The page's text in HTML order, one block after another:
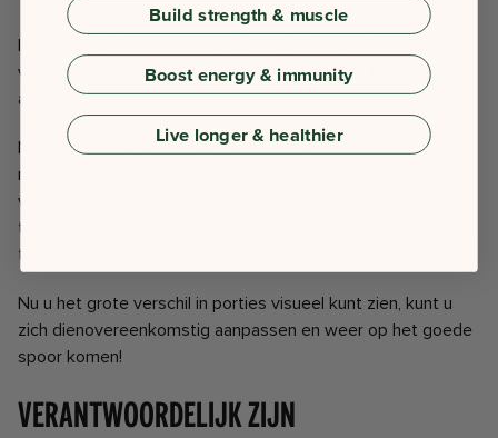
Ik bedoel, dit is maar een ontbijt! Stel je voor dat je de ijver
voor lunch, diner en ook wat snacks overdrijft.
Dat klopt
allemaal!
Nu heb ik de calorieën daar bij wijze van benadering
neergezet om visueel aan te tonen dat er een enorm
verschil is in de porties, maar je hoeft de calorieën niet eens
te tellen om te weten dat er veel meer in ontbijt nummer
twee zit.
Nu u het grote verschil in porties visueel kunt zien, kunt u
zich dienovereenkomstig aanpassen en weer op het goede
spoor komen!
Verantwoordelijk zijn
Build strength & muscle
Boost energy & immunity
Live longer & healthier